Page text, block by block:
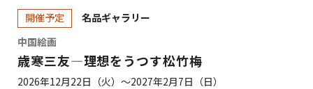
開催予定
名品ギャラリー
中国絵画
歳寒三友―理想をうつす松竹梅
2026年12月22日（火）～2027年2月7日（日）